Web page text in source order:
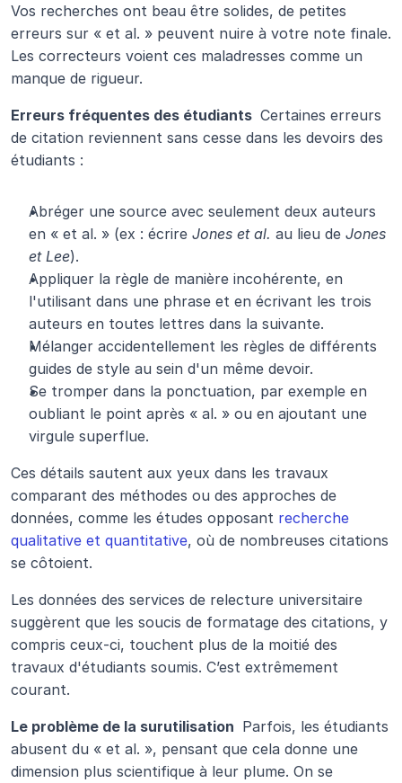
Vos recherches ont beau être solides, de petites
erreurs sur « et al. » peuvent nuire à votre note finale.
Les correcteurs voient ces maladresses comme un
manque de rigueur.
Erreurs fréquentes des étudiants Certaines erreurs
de citation reviennent sans cesse dans les devoirs des
étudiants :
Abréger une source avec seulement deux auteurs
en « et al. » (ex : écrire Jones et al. au lieu de Jones
et Lee).
Appliquer la règle de manière incohérente, en
l'utilisant dans une phrase et en écrivant les trois
auteurs en toutes lettres dans la suivante.
Mélanger accidentellement les règles de différents
guides de style au sein d'un même devoir.
Se tromper dans la ponctuation, par exemple en
oubliant le point après « al. » ou en ajoutant une
virgule superflue.
Ces détails sautent aux yeux dans les travaux
comparant des méthodes ou des approches de
données, comme les études opposant recherche
qualitative et quantitative, où de nombreuses citations
se côtoient.
Les données des services de relecture universitaire
suggèrent que les soucis de formatage des citations, y
compris ceux-ci, touchent plus de la moitié des
travaux d'étudiants soumis. C’est extrêmement
courant.
Le problème de la surutilisation Parfois, les étudiants
abusent du « et al. », pensant que cela donne une
dimension plus scientifique à leur plume. On se